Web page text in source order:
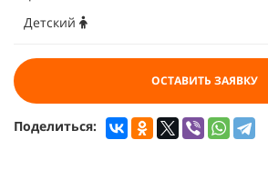
Детский
ОСТАВИТЬ ЗАЯВКУ
Поделиться: